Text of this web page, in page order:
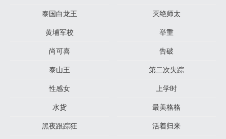
泰国白龙王
灭绝师太
黄埔军校
举重
尚可喜
告破
泰山王
第二次失踪
性感女
上学时
水货
最美格格
黑夜跟踪狂
活着归来